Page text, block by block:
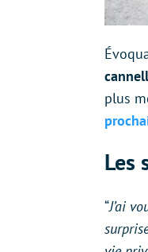
plus
Les
“J’ai